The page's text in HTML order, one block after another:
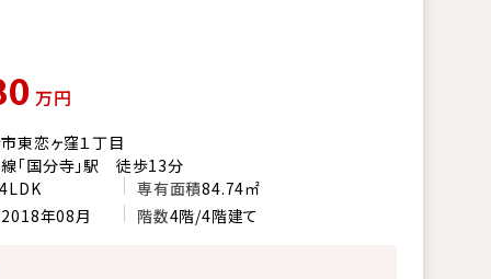
万円
東恋ヶ窪１丁目
「国分寺」駅 徒歩13分
4LDK 専有面積84.74㎡
2018年08月 階数4階/4階建て